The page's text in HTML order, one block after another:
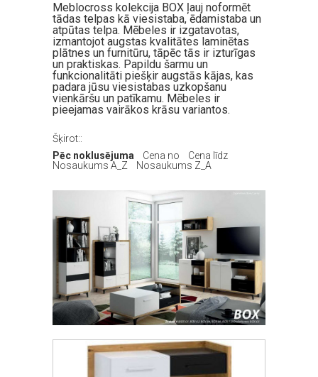
Meblocross kolekcija BOX ļauj noformēt
tādas telpas kā viesistaba, ēdamistaba un
atpūtas telpa. Mēbeles ir izgatavotas,
izmantojot augstas kvalitātes laminētas
plātnes un furnitūru, tāpēc tās ir izturīgas
un praktiskas. Papildu šarmu un
funkcionalitāti piešķir augstās kājas, kas
padara jūsu viesistabas uzkopšanu
vienkāršu un patīkamu. Mēbeles ir
pieejamas vairākos krāsu variantos.
Šķirot::
Pēc noklusējuma
Cena no
Cena līdz
Nosaukums A_Z
Nosaukums Z_A